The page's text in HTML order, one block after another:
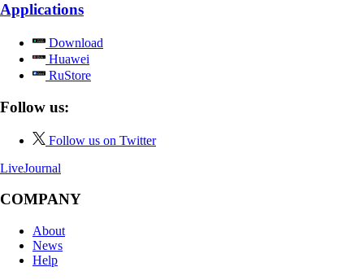
Applications
Download
Huawei
RuStore
Follow us:
Follow us on Twitter
LiveJournal
COMPANY
About
News
Help